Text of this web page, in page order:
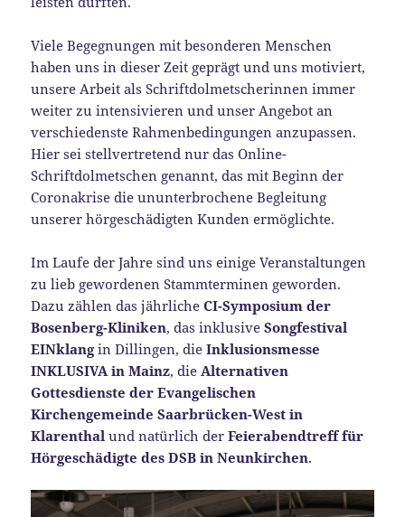
Viele Begegnungen mit besonderen Menschen
haben uns in dieser Zeit geprägt und uns motiviert,
unsere Arbeit als Schriftdolmetscherinnen immer
weiter zu intensivieren und unser Angebot an
verschiedenste Rahmenbedingungen anzupassen.
Hier sei stellvertretend nur das Online-
Schriftdolmetschen genannt, das mit Beginn der
Coronakrise die ununterbrochene Begleitung
unserer hörgeschädigten Kunden ermöglichte.
Im Laufe der Jahre sind uns einige Veranstaltungen
zu lieb gewordenen Stammterminen geworden.
Dazu zählen das jährlicheCI-Symposium der
Bosenberg-Kliniken, das inklusive Songfestival
EINklangin Dillingen, dieInklusionsmesse
INKLUSIVA in Mainz, die Alternativen
Gottesdienste der Evangelischen
Kirchengemeinde Saarbrücken-West in
Klarenthal und natürlich derFeierabendtreff für
Hörgeschädigte des DSB in Neunkirchen.